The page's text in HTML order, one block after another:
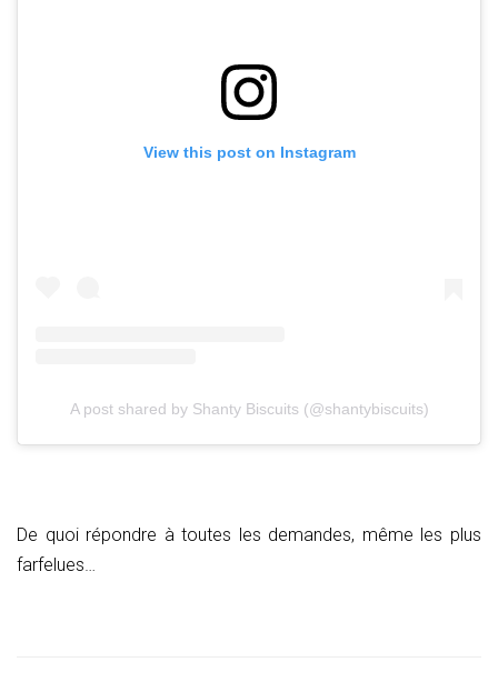
View this post on Instagram
A post shared by Shanty Biscuits (@shantybiscuits)
De quoi répondre à toutes les demandes, même les plus
farfelues…